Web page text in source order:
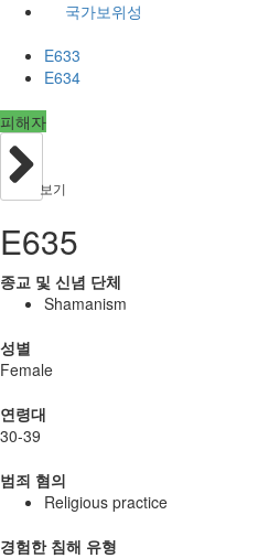
국가보위성
E633
E634
피해자
보기
E635
종교 및 신념 단체
Shamanism
성별
Female
연령대
30-39
범죄 혐의
Religious practice
경험한 침해 유형